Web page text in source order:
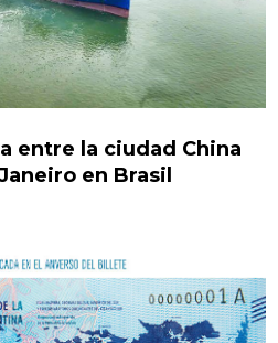
entre la ciudad China
en Brasil